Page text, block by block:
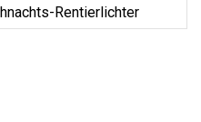
Rentierlichter